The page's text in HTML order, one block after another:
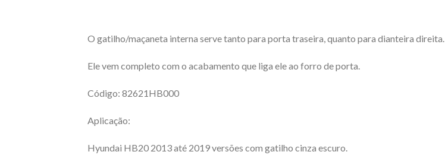
O gatilho/maçaneta interna serve tanto para porta traseira, quanto para dianteira direita.
Ele vem completo com o acabamento que liga ele ao forro de porta.
Código: 82621HB000
Aplicação:
Hyundai HB20 2013 até 2019 versões com gatilho cinza escuro.